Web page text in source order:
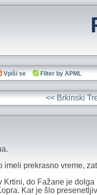
Vpiši se Filter by APML
<< Brkinski
imeli prekrasno vreme,
do Fažane je
Kar je šlo